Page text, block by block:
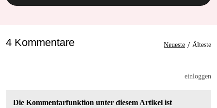
4 Kommentare Neueste / Älteste
Die Kommentarfunktion unter diesem Artikel ist
einloggen